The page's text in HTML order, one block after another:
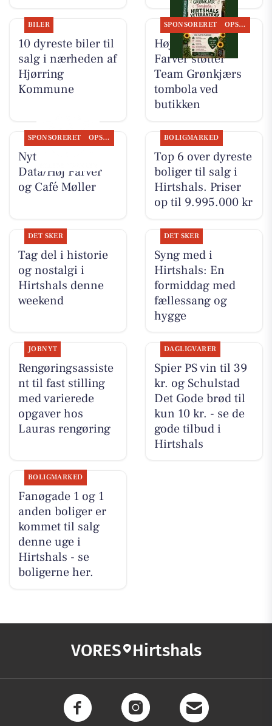
BILER
10 dyreste biler til
salg i nærheden af
Hjørring
Kommune
SPONSORERET OPSLAGSTAVLEN
Høj Data/Høj
Farver støtter
Team Grønkjærs
tombola ved
butikken
SPONSORERET OPSLAGSTAVLEN
Nyt fra Høj
Data/Høj Farver
og Café Møller
BOLIGMARKED
Top 6 over dyreste
boliger til salg i
Hirtshals. Priser
op til 9.995.000 kr
DET SKER
Tag del i historie
og nostalgi i
Hirtshals denne
weekend
DET SKER
Syng med i
Hirtshals: En
formiddag med
fællessang og
hygge
JOBNYT
Rengøringsassiste
nt til fast stilling
med varierede
opgaver hos
Lauras rengøring
DAGLIGVARER
Spier PS vin til 39
kr. og Schulstad
Det Gode brød til
kun 10 kr. - se de
gode tilbud i
Hirtshals
BOLIGMARKED
Fanøgade 1 og 1
anden boliger er
kommet til salg
denne uge i
Hirtshals - se
boligerne her.
VORES Hirtshals